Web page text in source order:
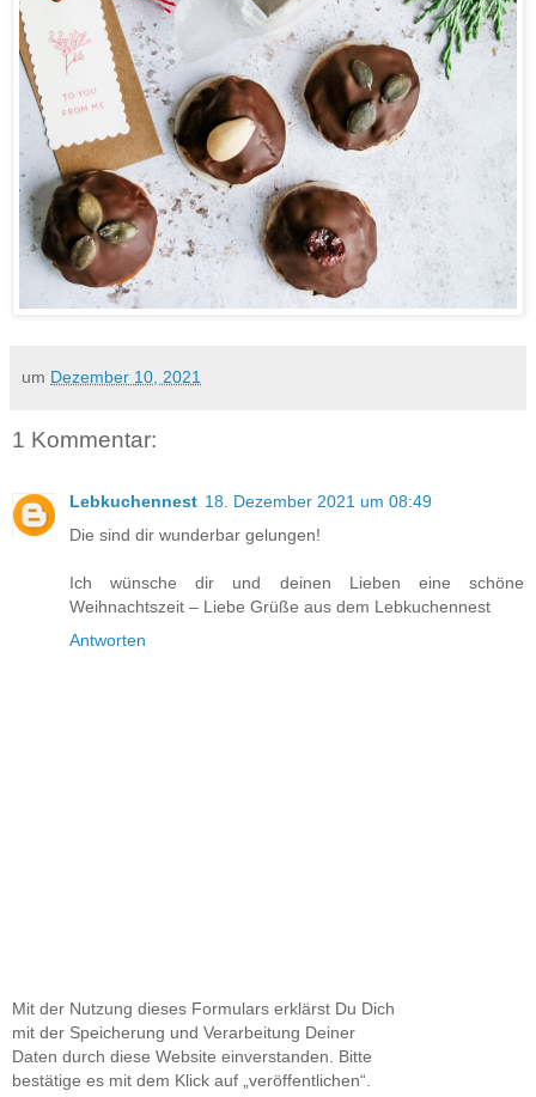
um Dezember 10, 2021
1 Kommentar:
Lebkuchennest 18. Dezember 2021 um 08:49
Die sind dir wunderbar gelungen!
Ich wünsche dir und deinen Lieben eine schöne
Weihnachtszeit – Liebe Grüße aus dem Lebkuchennest
Antworten
Mit der Nutzung dieses Formulars erklärst Du Dich
mit der Speicherung und Verarbeitung Deiner
Daten durch diese Website einverstanden. Bitte
bestätige es mit dem Klick auf „veröffentlichen“.